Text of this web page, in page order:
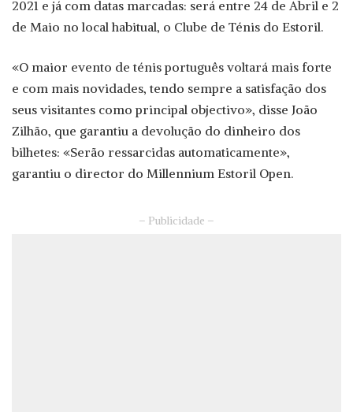
2021 e já com datas marcadas: será entre 24 de Abril e 2
de Maio no local habitual, o Clube de Ténis do Estoril.
«O maior evento de ténis português voltará mais forte
e com mais novidades, tendo sempre a satisfação dos
seus visitantes como principal objectivo», disse João
Zilhão, que garantiu a devolução do dinheiro dos
bilhetes: «Serão ressarcidas automaticamente»,
garantiu o director do Millennium Estoril Open.
– Publicidade –